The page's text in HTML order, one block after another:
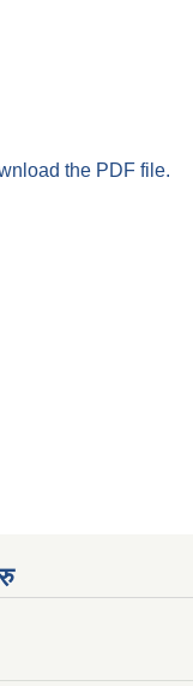
the PDF file.